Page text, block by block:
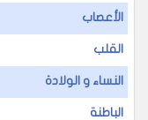
الأعصاب
القلب
النساء و الولادة
الباطنة